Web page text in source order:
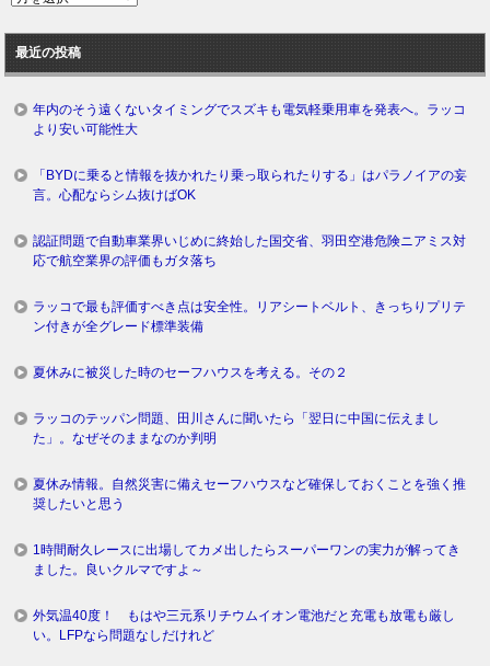
ロ
グ
最近の投稿
年内のそう遠くないタイミングでスズキも電気軽乗用車を発表へ。ラッコ
より安い可能性大
「BYDに乗ると情報を抜かれたり乗っ取られたりする」はパラノイアの妄
言。心配ならシム抜けばOK
認証問題で自動車業界いじめに終始した国交省、羽田空港危険ニアミス対
応で航空業界の評価もガタ落ち
ラッコで最も評価すべき点は安全性。リアシートベルト、きっちりプリテ
ン付きが全グレード標準装備
夏休みに被災した時のセーフハウスを考える。その２
ラッコのテッパン問題、田川さんに聞いたら「翌日に中国に伝えまし
た」。なぜそのままなのか判明
夏休み情報。自然災害に備えセーフハウスなど確保しておくことを強く推
奨したいと思う
1時間耐久レースに出場してカメ出したらスーパーワンの実力が解ってき
ました。良いクルマですよ～
外気温40度！ もはや三元系リチウムイオン電池だと充電も放電も厳し
い。LFPなら問題なしだけれど